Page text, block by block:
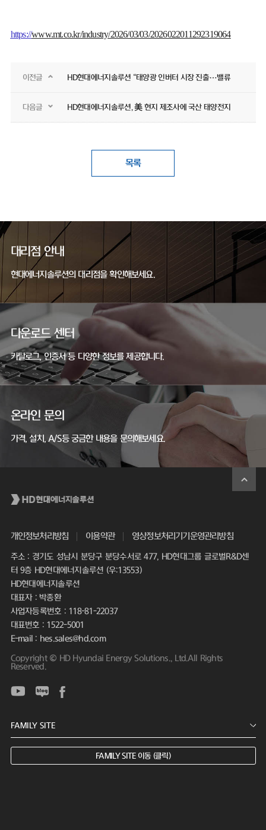
https://www.mt.co.kr/industry/2026/03/03/2026022011292319064
이전글 HD현대에너지솔루션 “태양광 인버터 시장 진출…밸류체인 확대”
다음글 HD현대에너지솔루션, 美 현지 제조사에 국산 태양전지 공급
목록
대리점 안내
현대에너지솔루션의 대리점을 확인해보세요.
다운로드 센터
카탈로그, 인증서 등 다양한 정보를 제공합니다.
온라인 문의
가격, 설치, A/S등 궁금한 내용을 문의해보세요.
개인정보처리방침 이용약관 영상정보처리기기운영관리방침
주소 : 경기도 성남시 분당구 분당수서로 477, HD현대그룹 글로벌R&D센
터 9층 HD현대에너지솔루션 (우:13553)
HD현대에너지솔루션
대표자 : 박종환
사업자등록번호 : 118-81-22037
대표번호 : 1522-5001
E-mail : hes.sales@hd.com
Copyright © HD Hyundai Energy Solutions., Ltd.All Rights
Reserved.
FAMILY SITE 이동 (클릭)